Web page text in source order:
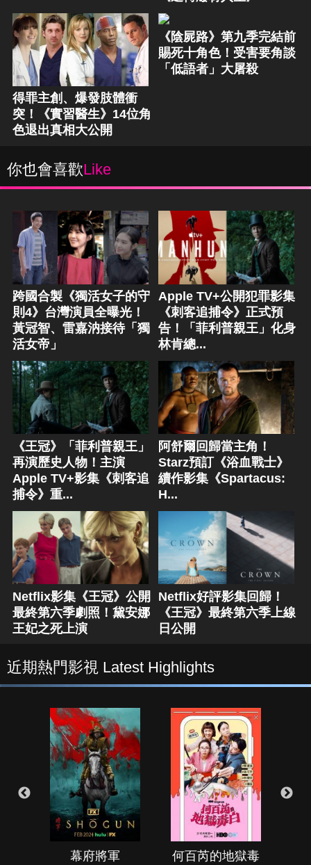
得罪主創、爆發肢體衝
突！《實習醫生》14位角
色退出真相大公開
《陰屍路》第九季完結前
賜死十角色！受害要角談
「低語者」大屠殺
你也會喜歡Like
跨國合製《獨活女子的守
則4》台灣演員全曝光！
黃冠智、雷嘉汭接待「獨
活女帝」
Apple TV+公開犯罪影集
《刺客追捕令》正式預
告！「菲利普親王」化身
林肯總...
《王冠》「菲利普親王」
再演歷史人物！主演
Apple TV+影集《刺客追
捕令》重...
阿舒爾回歸當主角！
Starz預訂《浴血戰士》
續作影集《Spartacus:
H...
Netflix影集《王冠》公開
最終第六季劇照！黛安娜
王妃之死上演
Netflix好評影集回歸！
《王冠》最終第六季上線
日公開
近期熱門影視 Latest Highlights
幕府將軍
何百芮的地獄毒